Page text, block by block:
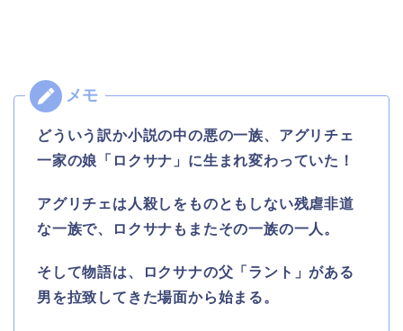
どういう訳か小説の中の悪の一族、アグリチェ
一家の娘「ロクサナ」に生まれ変わっていた！
アグリチェは人殺しをものともしない残虐非道
な一族で、ロクサナもまたその一族の一人。
そして物語は、ロクサナの父「ラント」がある
男を拉致してきた場面から始まる。